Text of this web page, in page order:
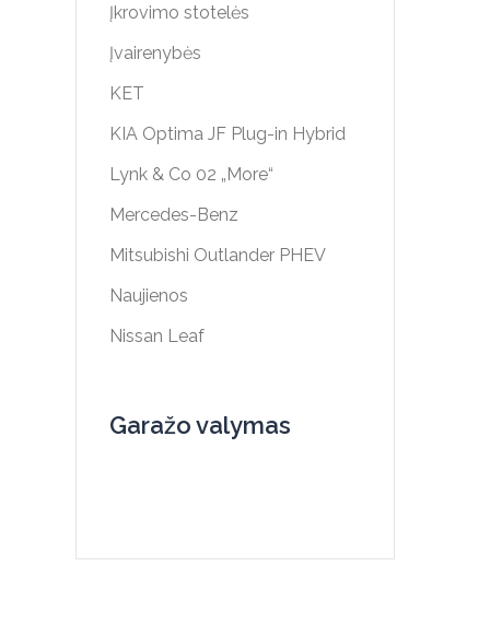
Įkrovimo stotelės
Įvairenybės
KET
KIA Optima JF Plug-in Hybrid
Lynk & Co 02 „More“
Mercedes-Benz
Mitsubishi Outlander PHEV
Naujienos
Nissan Leaf
Garažo valymas